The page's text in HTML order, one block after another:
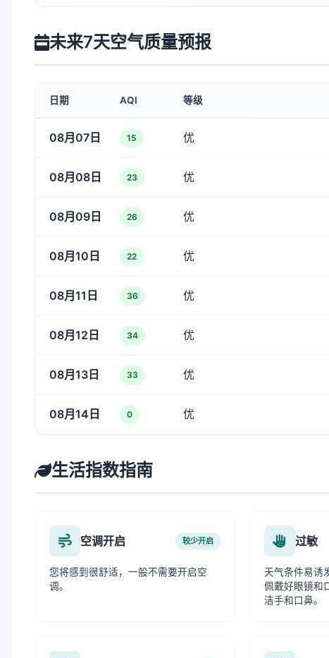
未来7天空气质量预报
日期 AQI 等级
08月07日 15 优
08月08日 23 优
08月09日 26 优
08月10日 22 优
08月11日 36 优
08月12日 34 优
08月13日 33 优
08月14日 0 优
生活指数指南
空调开启 较少开启
您将感到很舒适，一般不需要开启空
调。
过敏
天气条件易诱
佩戴好眼镜和
洁手和口鼻。